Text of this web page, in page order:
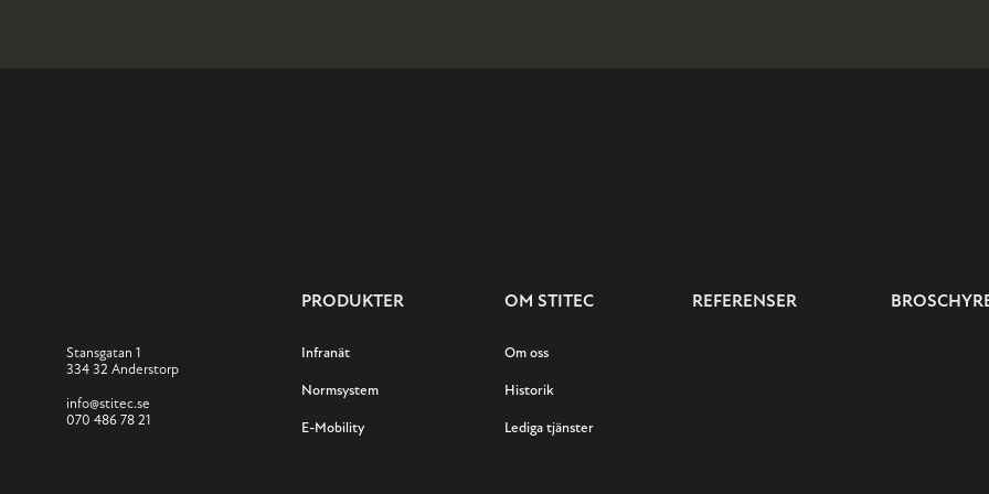
Stansgatan 1
334 32 Anderstorp
info@stitec.se
070 486 78 21
PRODUKTER
Infranät
Normsystem
E-Mobility
OM STITEC
Om oss
Historik
Lediga tjänster
REFERENSER